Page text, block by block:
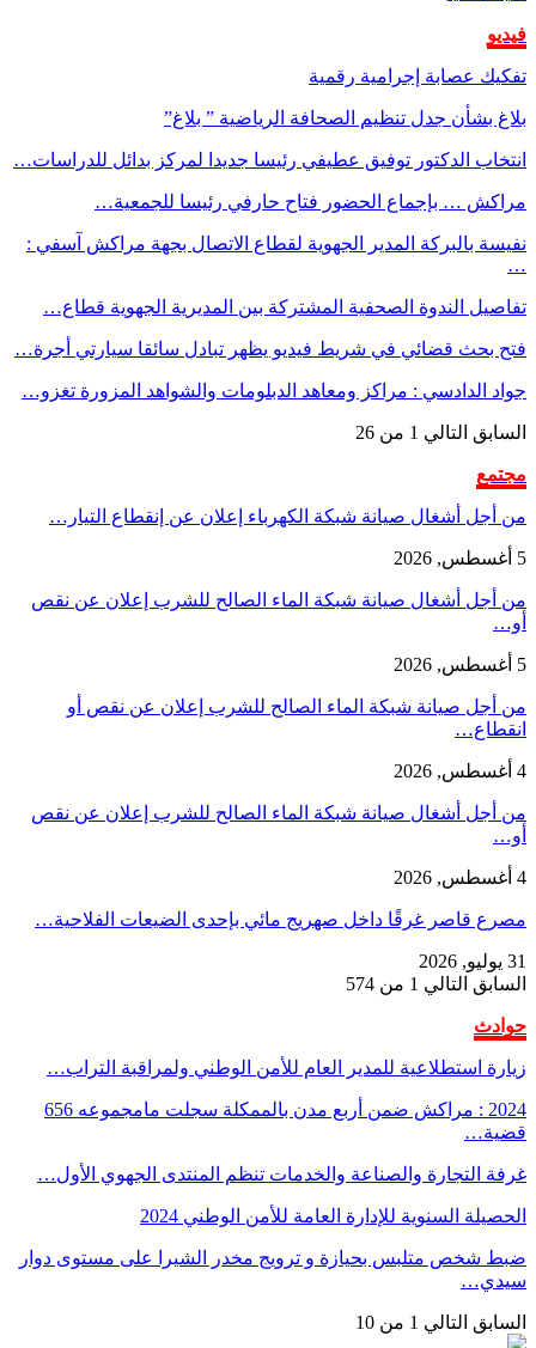
فيديو
تفكيك عصابة إجرامية رقمية
بلاغ بشأن جدل تنظيم الصحافة الرياضية ” بلاغ”
انتخاب الدكتور توفيق عطيفي رئيسا جديدا لمركز بدائل للدراسات…
مراكش … بإجماع الحضور فتاح حارفي رئيسا للجمعية…
نفيسة بالبركة المدير الجهوية لقطاع الاتصال بجهة مراكش آسفي :
…
تفاصيل الندوة الصحفية المشتركة بين المديرية الجهوية قطاع…
فتح بحث قضائي في شريط فيديو يظهر تبادل سائقا سيارتي أجرة…
جواد الدادسي : مراكز ومعاهد الدبلومات والشواهد المزورة تغزو…
السابق التالي 1 من 26
مجتمع
من أجل أشغال صيانة شبكة الكهرباء إعلان عن إنقطاع التيار…
5 أغسطس, 2026
من أجل أشغال صيانة شبكة الماء الصالح للشرب إعلان عن نقص
أو…
5 أغسطس, 2026
من أجل صيانة شبكة الماء الصالح للشرب إعلان عن نقص أو
انقطاع…
4 أغسطس, 2026
من أجل أشغال صيانة شبكة الماء الصالح للشرب إعلان عن نقص
أو…
4 أغسطس, 2026
مصرع قاصر غرقًا داخل صهريج مائي بإحدى الضيعات الفلاحية…
31 يوليو, 2026
السابق التالي 1 من 574
حوادث
زيارة استطلاعية للمدير العام للأمن الوطني ولمراقبة التراب…
2024 : مراكش ضمن أربع مدن بالممكلة سجلت مامجموعه 656
قضية…
غرفة التجارة والصناعة والخدمات تنظم المنتدى الجهوي الأول…
الحصيلة السنوية للإدارة العامة للأمن الوطني 2024
ضبط شخص متلبس بحيازة و ترويج مخدر الشيرا على مستوى دوار
سيدي…
السابق التالي 1 من 10